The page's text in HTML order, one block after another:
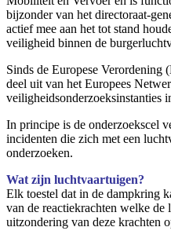
bijzonder van het directoraat-
actief mee aan het tot stand
veiligheid binnen de
Sinds de Europese Verordening
deel uit van het Europees
In principe is de onderzoekscel
incidenten die zich met een
onderzoeken.
Wat zijn luchtvaartuigen?
Elk toestel dat in de dampkring
van de reactiekrachten welke de
uitzondering van deze krachten